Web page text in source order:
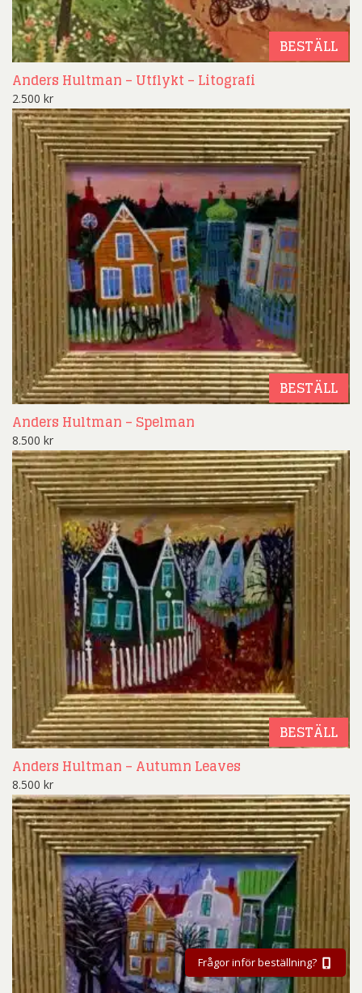
BESTÄLL
Anders Hultman – Utflykt – Litografi
2.500 kr
BESTÄLL
Anders Hultman – Spelman
8.500 kr
BESTÄLL
Anders Hultman – Autumn Leaves
8.500 kr
Frågor inför beställning?